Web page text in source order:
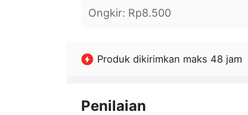
Ongkir: Rp8.500
Produk dikirimkan maks 48 jam
Penilaian